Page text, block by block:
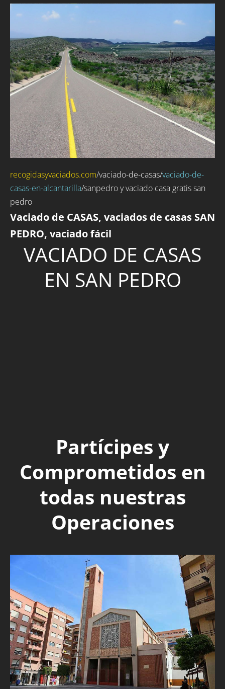
recogidasyvaciados.com/vaciado-de-casas/vaciado-de-
casas-en-alcantarilla/sanpedro y vaciado casa gratis san
pedro
Vaciado de CASAS, vaciados de casas SAN
PEDRO, vaciado fácil
VACIADO DE CASAS
EN SAN PEDRO
Partícipes y
Comprometidos en
todas nuestras
Operaciones